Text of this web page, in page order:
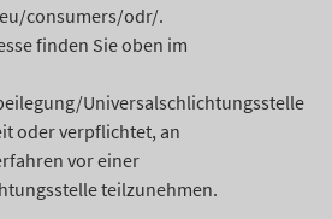
consumers/odr/.
finden Sie oben im
Universalschlichtungsstelle
oder verpflichtet, an
vor einer
teilzunehmen.